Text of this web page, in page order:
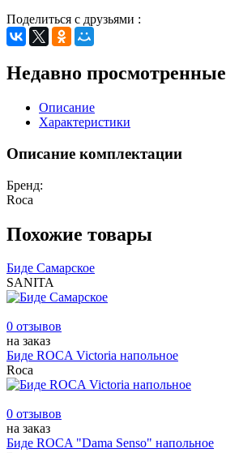
Поделиться с друзьями :
Недавно просмотренные
Описание
Характеристики
Описание комплектации
Бренд:
Roca
Похожие товары
Биде Самарское
SANITA
0 отзывов
на заказ
Биде ROCA Victoria напольное
Roca
0 отзывов
на заказ
Биде ROCA "Dama Senso" напольное